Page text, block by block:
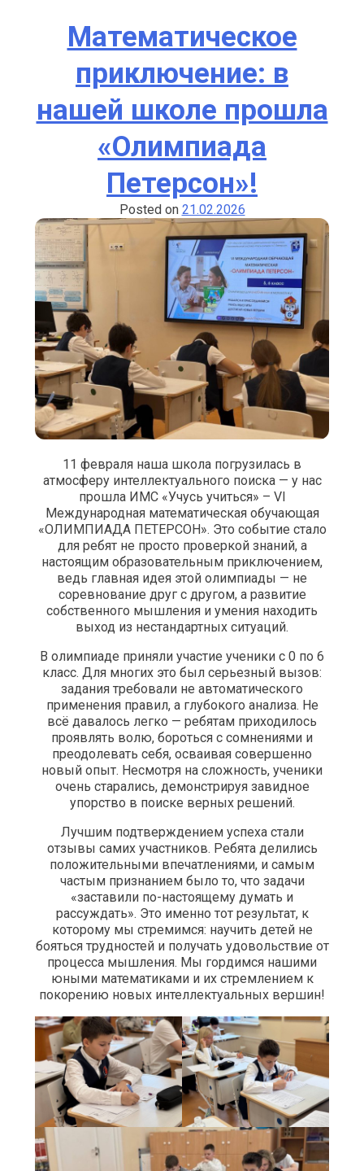
«Эрудит»
Математическое
приключение: в
нашей школе прошла
«Олимпиада
Петерсон»!
Posted on 21.02.2026
11 февраля наша школа погрузилась в
атмосферу интеллектуального поиска — у нас
прошла ИМС «Учусь учиться» – VI
Международная математическая обучающая
«ОЛИМПИАДА ПЕТЕРСОН». Это событие стало
для ребят не просто проверкой знаний, а
настоящим образовательным приключением,
ведь главная идея этой олимпиады — не
соревнование друг с другом, а развитие
собственного мышления и умения находить
выход из нестандартных ситуаций.
В олимпиаде приняли участие ученики с 0 по 6
класс. Для многих это был серьезный вызов:
задания требовали не автоматического
применения правил, а глубокого анализа. Не
всё давалось легко — ребятам приходилось
проявлять волю, бороться с сомнениями и
преодолевать себя, осваивая совершенно
новый опыт. Несмотря на сложность, ученики
очень старались, демонстрируя завидное
упорство в поиске верных решений.
Лучшим подтверждением успеха стали
отзывы самих участников. Ребята делились
положительными впечатлениями, и самым
частым признанием было то, что задачи
«заставили по-настоящему думать и
рассуждать». Это именно тот результат, к
которому мы стремимся: научить детей не
бояться трудностей и получать удовольствие от
процесса мышления. Мы гордимся нашими
юными математиками и их стремлением к
покорению новых интеллектуальных вершин!